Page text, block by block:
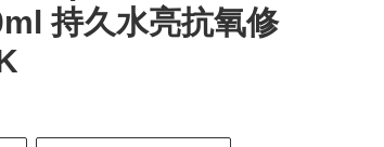
持久水亮抗氧修